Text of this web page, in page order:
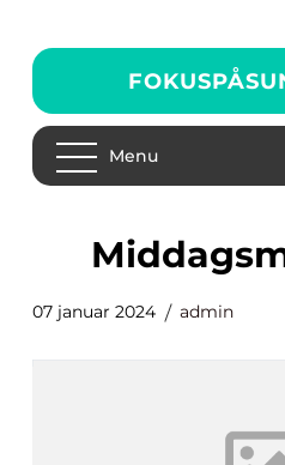
Menu
07 januar 2024 admin